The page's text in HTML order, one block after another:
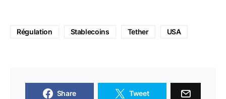
Régulation Stablecoins Tether USA
Share Tweet